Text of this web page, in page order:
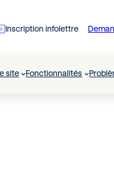
Inscription infolettre
site Fonctionnalités